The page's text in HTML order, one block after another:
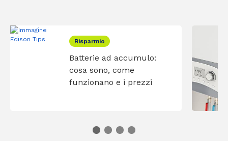
Risparmio
Batterie ad accumulo:
cosa sono, come
funzionano e i prezzi